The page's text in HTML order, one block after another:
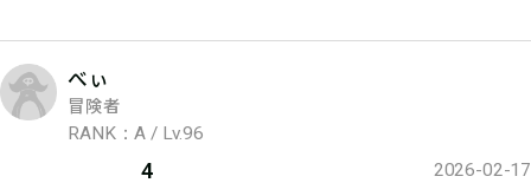
べぃ
冒険者
RANK：A / Lv.96
4 2026-02-17